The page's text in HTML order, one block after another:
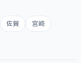
佐賀 宮崎